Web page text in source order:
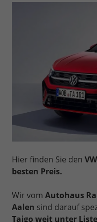
Hier finden Sie den
besten Preis.
Wir vom Autohaus
Aalen sind darauf
Taigo weit unter